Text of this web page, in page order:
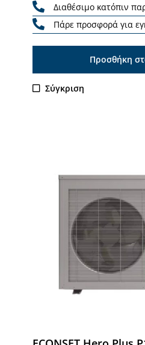
Διαθέσιμο κατόπιν
Πάρε προσφορά για
Προσθήκη
Σύγκριση